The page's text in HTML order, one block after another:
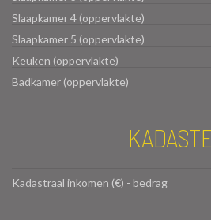
Slaapkamer 4 (oppervlakte)
Slaapkamer 5 (oppervlakte)
Keuken (oppervlakte)
Badkamer (oppervlakte)
Kadastraal inkomen (€) - bedrag